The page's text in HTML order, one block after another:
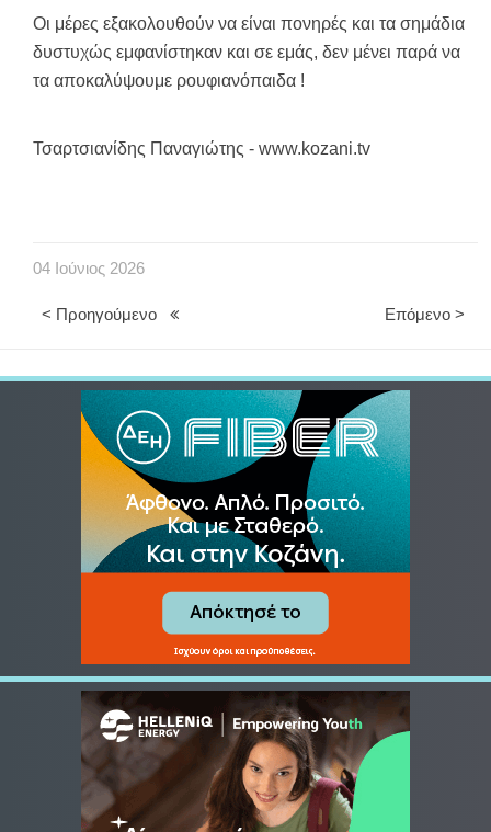
Οι μέρες εξακολουθούν να είναι πονηρές και τα σημάδια
δυστυχώς εμφανίστηκαν και σε εμάς, δεν μένει παρά να
τα αποκαλύψουμε ρουφιανόπαιδα !
Τσαρτσιανίδης Παναγιώτης - www.kozani.tv
04 Ιούνιος 2026
< Προηγούμενο Επόμενο >